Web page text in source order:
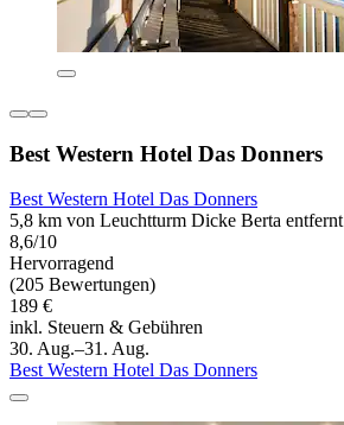
Best Western Hotel Das Donners
Best Western Hotel Das Donners
5,8 km von Leuchtturm Dicke Berta entfernt
8,6/10
Hervorragend
(205 Bewertungen)
189 €
inkl. Steuern & Gebühren
30. Aug.–31. Aug.
Best Western Hotel Das Donners